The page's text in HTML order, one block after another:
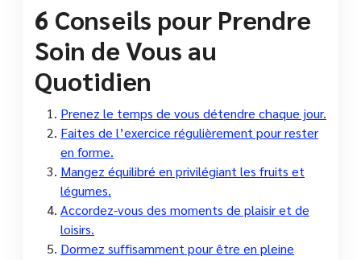
6 Conseils pour Prendre
Soin de Vous au
Quotidien
Prenez le temps de vous détendre chaque jour.
Faites de l’exercice régulièrement pour rester
en forme.
Mangez équilibré en privilégiant les fruits et
légumes.
Accordez-vous des moments de plaisir et de
loisirs.
Dormez suffisamment pour être en pleine